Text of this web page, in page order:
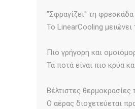
"Σφραγίζει" τη
Το LinearCooling
Πιο γρήγορη και
Τα ποτά είναι πιο κρύα
Βέλτιστες θερμοκρασίες
Ο αέρας διοχετεύεται